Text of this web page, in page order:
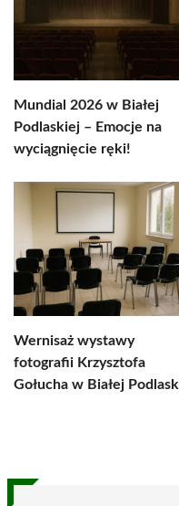
Mundial 2026 w Białej
Podlaskiej – Emocje na
wyciągnięcie ręki!
Wernisaż wystawy
fotografii Krzysztofa
Gołucha w Białej